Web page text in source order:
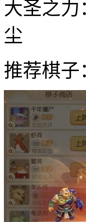
大圣之
尘
推荐棋子